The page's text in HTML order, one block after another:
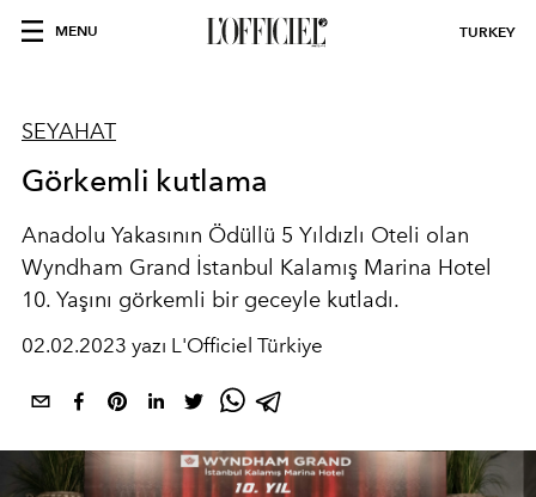
MENU TURKEY
SEYAHAT
Görkemli kutlama
Anadolu Yakasının Ödüllü 5 Yıldızlı Oteli olan
Wyndham Grand İstanbul Kalamış Marina Hotel
10. Yaşını görkemli bir geceyle kutladı.
02.02.2023 yazı L'Officiel Türkiye